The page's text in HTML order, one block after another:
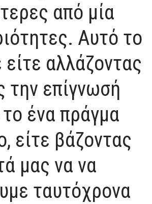
από μία
Αυτό το
αλλάζοντας
την επίγνωσή
ένα πράγμα
είτε βάζοντας
μας να να
ταυτόχρονα